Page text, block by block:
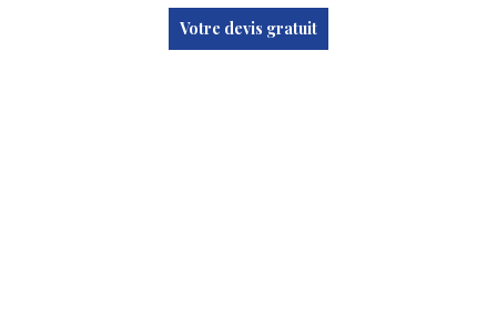
Votre devis gratuit